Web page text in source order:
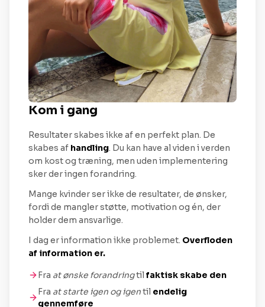
Kom i gang
Resultater skabes ikke af en perfekt plan. De
skabes af handling. Du kan have al viden i verden
om kost og træning, men uden implementering
sker der ingen forandring.
Mange kvinder ser ikke de resultater, de ønsker,
fordi de mangler støtte, motivation og én, der
holder dem ansvarlige.
I dag er information ikke problemet. Overfloden
af information er.
Fra at ønske forandringtilfaktisk skabe den
Fra at starte igen og igentil endelig
gennemføre